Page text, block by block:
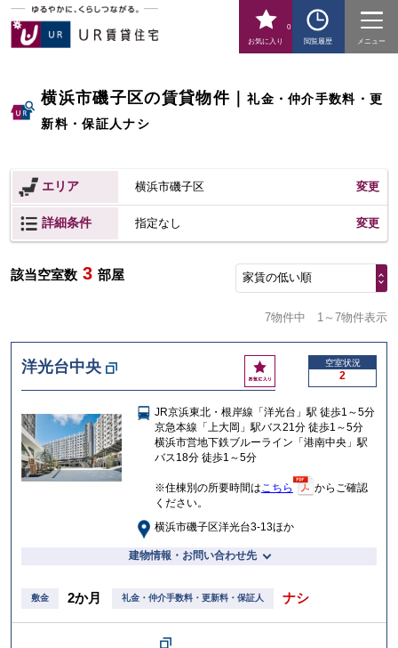
お気に入り
0
閲覧履歴
メニュー
横浜市磯子区の賃貸物件｜礼金・仲介手数料・更
新料・保証人ナシ
エリア 横浜市磯子区 変更
詳細条件 指定なし 変更
該当空室数 3 部屋 家賃の低い順
7物件中 1～7物件表示
洋光台中央
お
気
入
り
空室状況
2
JR京浜東北・根岸線「洋光台」駅 徒歩1～5分
京急本線「上大岡」駅バス21分 徒歩1～5分
横浜市営地下鉄ブルーライン「港南中央」駅
バス18分 徒歩1～5分
※住棟別の所要時間はこちら
からご確認
ください。
横浜市磯子区洋光台3-13ほか
建物情報・お問い合わせ先
敷金 2か月 礼金・仲介手数料・更新料・保証人 ナシ